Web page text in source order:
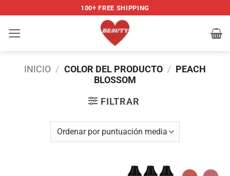
contenido
100+ FREE SHIPPING
INICIO / COLOR DEL PRODUCTO /
PEACH
BLOSSOM
FILTRAR